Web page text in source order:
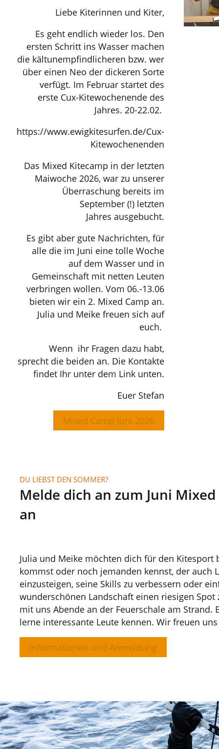
Liebe Kiterinnen und Kiter,
Es geht endlich wieder los. Den
ersten Schritt ins Wasser machen
die kältunempfindlicheren bzw. wer
über einen Neo der dickeren Sorte
verfügt. Im Februar startet des
erste Cux-Kitewochenende des
Jahres. 20-22.02.
https://www.ewigkitesurfen.de/Cux-
Kitewochenenden
Das Mixed Kitecamp in der letzten
Maiwoche 2026, war zu unserer
Überraschung bereits im
September (!) letzten
Jahres ausgebucht.
Es gibt aber gute Nachrichten, für
alle die im Juni eine tolle Woche
auf dem Wasser und in
Gemeinschaft mit netten Leuten
verbringen wollen. Vom 06.-13.06
bieten wir ein 2. Mixed Camp an.
Julia und Meike freuen sich auf
euch.
Wenn ihr Fragen dazu habt,
sprecht die beiden an. Die Kontakte
findet Ihr unter dem Link unten.
Euer Stefan
Mixed Camp Juni 2026
DU LIEBST DEN SOMMER?
Melde dich an zum Juni
an
Julia und Meike möchten dich für den Kitesport
kommst oder noch jemanden kennst, der auch
einzusteigen, seine Skills zu verbessern oder
wunderschönen Landschaft einen riesigen Spot
mit uns Abende an der Feuerschale am Strand.
lerne interessante Leute kennen. Wir freuen
Informationen und Anmeldung